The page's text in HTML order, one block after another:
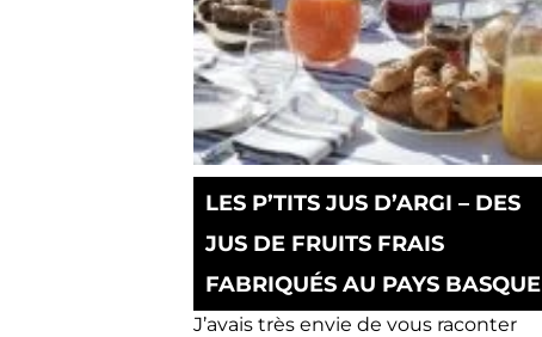
LES P’TITS JUS D’ARGI – DES
JUS DE FRUITS FRAIS
FABRIQUÉS AU PAYS BASQUE
J’avais très envie de vous raconter